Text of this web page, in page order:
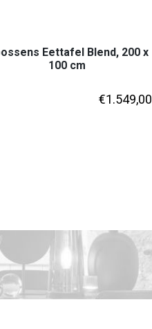
Eettafel Blend, 200 x
100 cm
€1.549,00